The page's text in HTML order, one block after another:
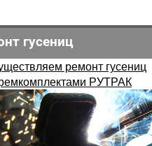
гусениц
ремонт гусениц
РУТРАК